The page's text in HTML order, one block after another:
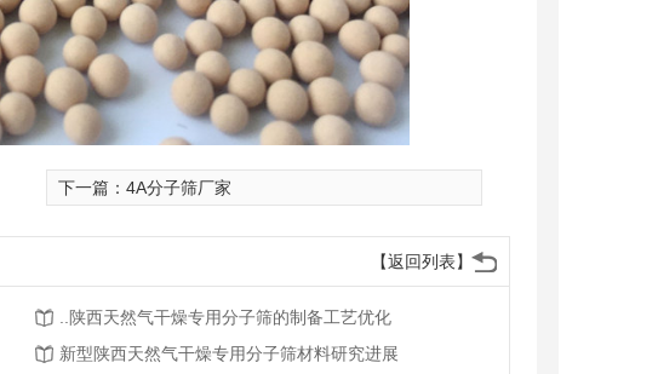
下一篇： 4A分子筛厂家
【返回列表】
..陕西天然气干燥专用分子筛的制备工艺优化
新型陕西天然气干燥专用分子筛材料研究进展